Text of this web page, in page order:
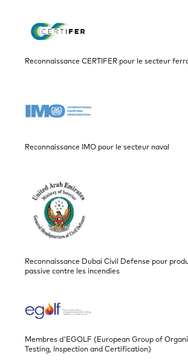
Reconnaissance CERTIFER pour le secteur
Reconnaissance IMO pour le secteur naval
Reconnaissance Dubai Civil Defense pour
passive contre les incendies
Membres d'EGOLF (European Group of
Testing, Inspection and Certification)